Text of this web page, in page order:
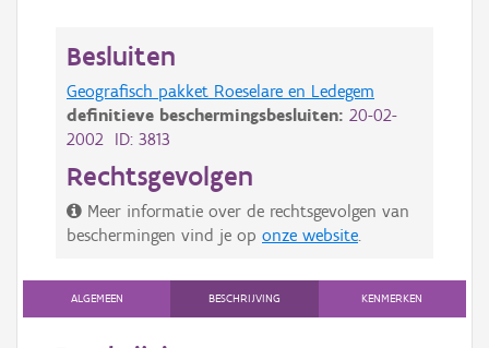
Besluiten
Geografisch pakket Roeselare en Ledegem
definitieve beschermingsbesluiten: 20-02-
2002 ID: 3813
Rechtsgevolgen
Meer informatie over de rechtsgevolgen van
beschermingen vind je op onze website
ALGEMEEN BESCHRIJVING KENMERKEN